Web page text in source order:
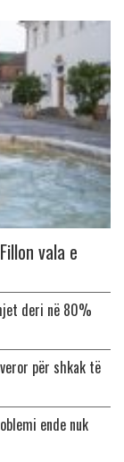
vala e
deri në 80%
për shkak të
ende nuk